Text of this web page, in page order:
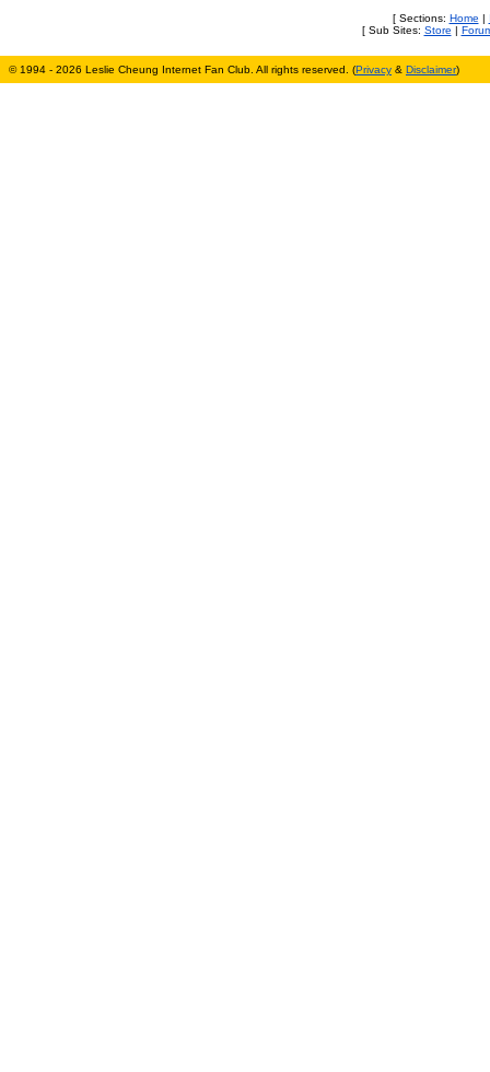
[ Sections: Home |
[ Sub Sites: Store |
© 1994 - 2026 Leslie Cheung Internet Fan Club. All rights reserved. (Privacy & Disclaimer)